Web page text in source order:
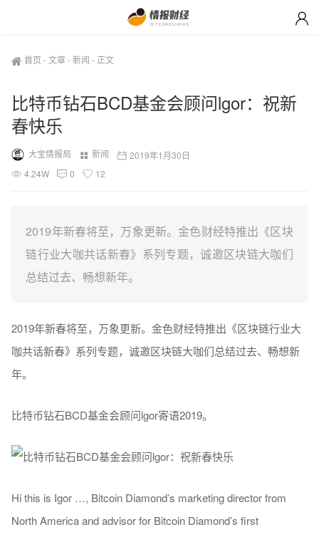
首页 -文章-新闻 - 正文
比特币钻石BCD基金会顾问lgor：祝新
春快乐
大宝情报局 新闻
2019年1月30日
4.24W
0 12
2019年新春将至，万象更新。金色财经特推出《区块
链行业大咖共话新春》系列专题，诚邀区块链大咖们
总结过去、畅想新年。
2019年新春将至，万象更新。金色财经特推出《区块链行业大
咖共话新春》系列专题，诚邀区块链大咖们总结过去、畅想新
年。
比特币钻石BCD基金会顾问lgor寄语2019。
Hi this is Igor …, Bitcoin Diamond’s marketing director from
North America and advisor for Bitcoin Diamond’s first